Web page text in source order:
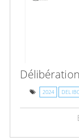
2024